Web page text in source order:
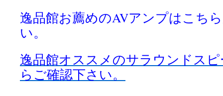
逸品館お薦めのAVアンプはこち
い。
逸品館オススメのサラウンドス
らご確認下さい。